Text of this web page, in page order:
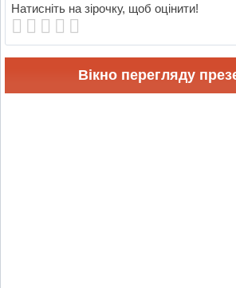
Натисніть на зірочку, щоб оцінити!
Вікно перегляду